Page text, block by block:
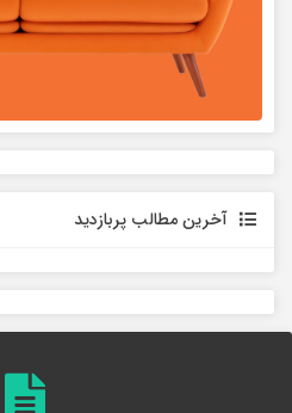
آخرین مطالب پربازدید